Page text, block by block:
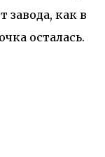
завода, как в
осталась.